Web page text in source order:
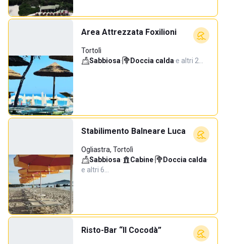
Area Attrezzata Foxilioni
Tortolì
Sabbiosa· Doccia calda·e altri 2…
Stabilimento Balneare Luca
Ogliastra, Tortolì
Sabbiosa· Cabine· Doccia calda·
e altri 6…
Risto-Bar “Il Cocodà”